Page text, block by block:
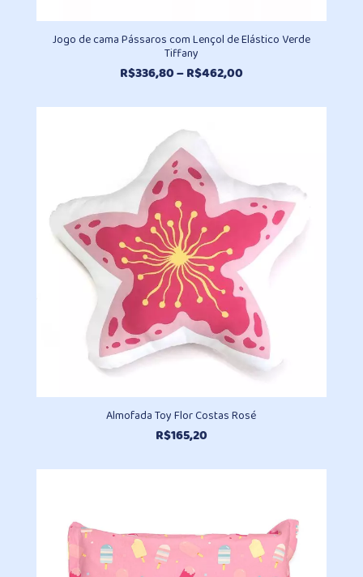
Jogo de cama Pássaros com Lençol de Elástico Verde
Tiffany
R$336,80–R$462,00Faixa
preço:
Almofada Toy Flor Costas Rosé
R$165,20